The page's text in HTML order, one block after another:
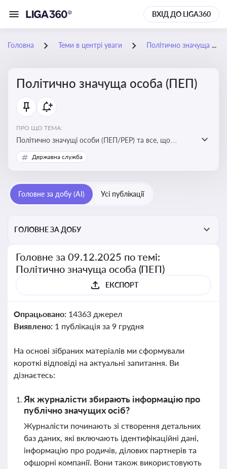
ВХІД ДО LIGA360
Головна Теми в центрі уваги Політично значуща особа (ПЕП)
Політично значуща особа (ПЕП)
ПРО ЩО ТЕМА:
Політично значущі особи (ПЕП/PEP) та все, що
стосується їх статусу
Державна служба
Головне за добу (AI) Усі публікації
ГОЛОВНЕ ЗА ДОБУ
Головне за 09.12.2025 по темі:
Політично значуща особа (ПЕП)
ЕКСПОРТ
Опрацьовано: 14363 джерел
Виявлено: 1 публікація за 9 грудня
На основі зібраних матеріалів ми сформували
короткі відповіді на актуальні запитання. Ви
дізнаєтесь:
Як журналісти збирають інформацію про
публічно значущих осіб?
Журналісти починають зі створення детальних
баз даних, які включають ідентифікаційні дані,
інформацію про родичів, ділових партнерів та
офшорні компанії. Вони також використовують